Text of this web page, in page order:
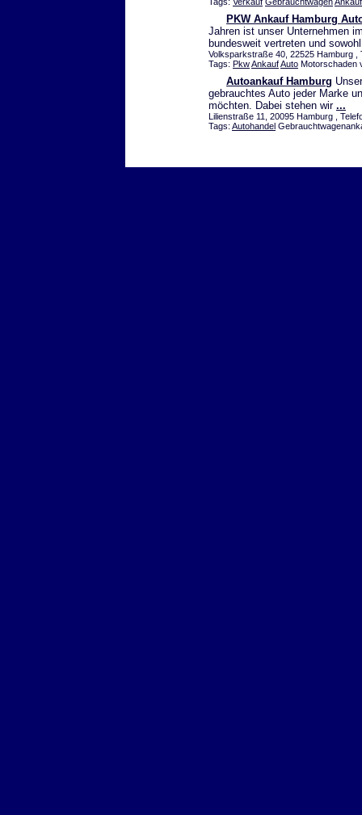
PKW Ankauf Hamburg
Jahren ist unser Unternehmen
bundesweit vertreten und
Volksparkstraße 40, 22525 Hamburg ,
Tags: PkwAnkaufAuto Motorschaden
Autoankauf Hamburg
gebrauchtes Auto jeder Marke
möchten. Dabei stehen wir ...
Lilienstraße 11, 20095 Hamburg ,
Tags: Autohandel